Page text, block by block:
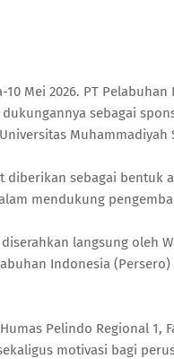
10 Mei 2026. PT
sebagai
Muhammadiyah
diberikan sebagai bentuk
mendukung
langsung oleh
Indonesia
Pelindo Regional
motivasi bagi